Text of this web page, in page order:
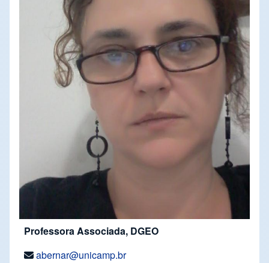
Professora Associada, DGEO
abernar@unicamp.br